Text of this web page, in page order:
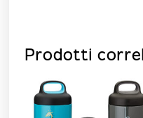
Prodotti